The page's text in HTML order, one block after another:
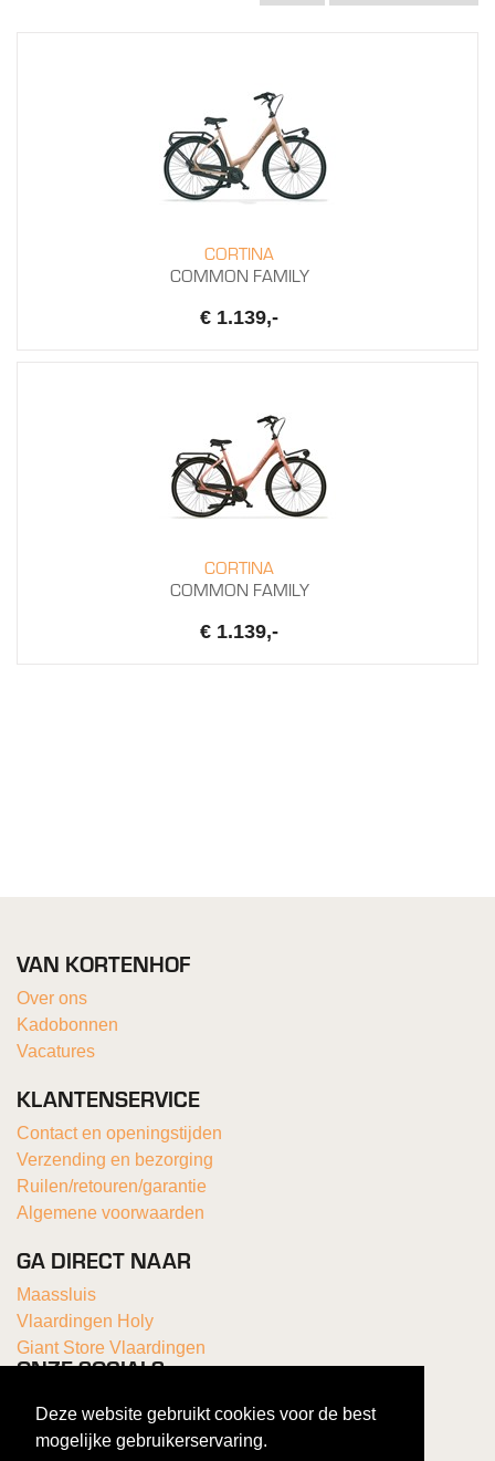
Deze website gebruikt cookies voor de best
mogelijke gebruikerservaring.
CORTINA
COMMON FAMILY
€ 1.139,-
CORTINA
COMMON FAMILY
€ 1.139,-
VAN KORTENHOF
Over ons
Kadobonnen
Vacatures
KLANTENSERVICE
Contact en openingstijden
Verzending en bezorging
Ruilen/retouren/garantie
Algemene voorwaarden
GA DIRECT NAAR
Maassluis
Vlaardingen Holy
Giant Store Vlaardingen
ONZE SOCIALS